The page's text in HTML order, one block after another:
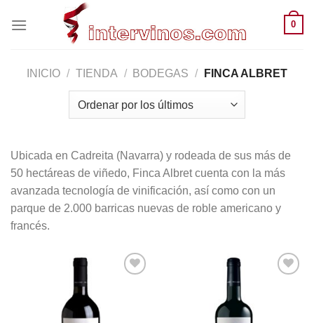
0
INICIO / TIENDA / BODEGAS / FINCA ALBRET
Ubicada en Cadreita (Navarra) y rodeada de sus más de
50 hectáreas de viñedo, Finca Albret cuenta con la más
avanzada tecnología de vinificación, así como con un
parque de 2.000 barricas nuevas de roble americano y
francés.